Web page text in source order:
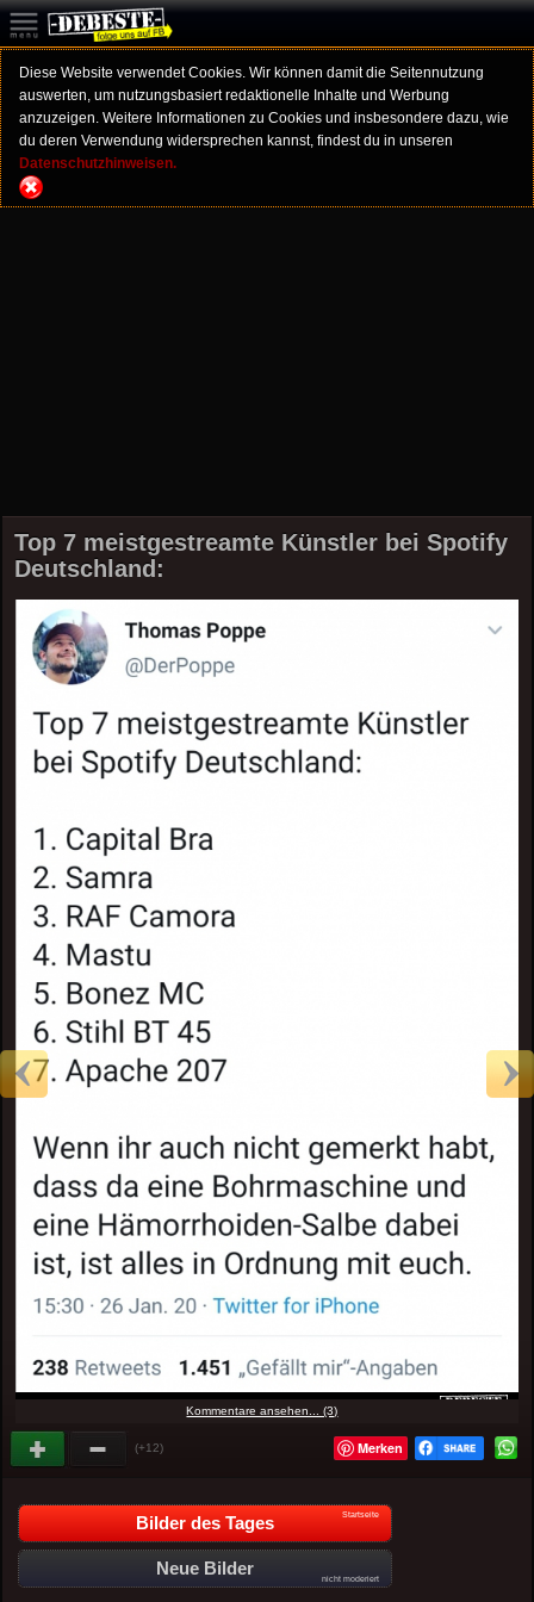
Diese Website verwendet Cookies. Wir können damit die Seitennutzung
auswerten, um nutzungsbasiert redaktionelle Inhalte und Werbung
anzuzeigen. Weitere Informationen zu Cookies und insbesondere dazu, wie
du deren Verwendung widersprechen kannst, findest du in unseren
Datenschutzhinweisen.
Top 7 meistgestreamte Künstler bei Spotify
Deutschland:
Kommentare ansehen... (3)
(+12) Merken
Bilder des Tages Startseite
Neue Bilder
nicht moderiert